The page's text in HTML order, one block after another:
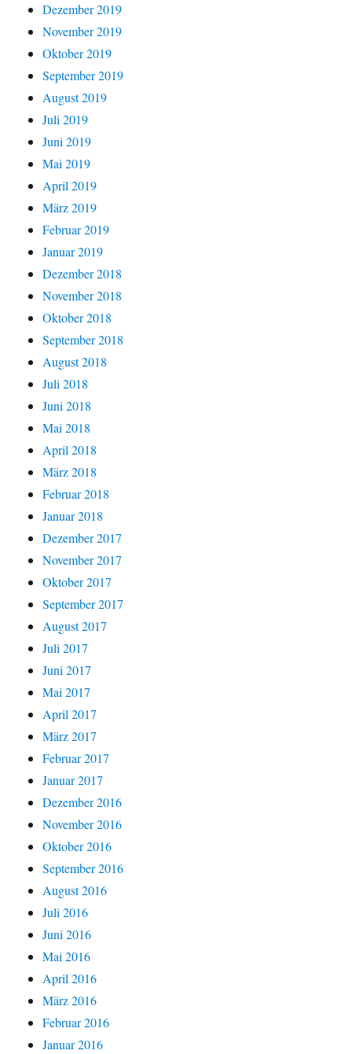
Dezember 2019
November 2019
Oktober 2019
September 2019
August 2019
Juli 2019
Juni 2019
Mai 2019
April 2019
März 2019
Februar 2019
Januar 2019
Dezember 2018
November 2018
Oktober 2018
September 2018
August 2018
Juli 2018
Juni 2018
Mai 2018
April 2018
März 2018
Februar 2018
Januar 2018
Dezember 2017
November 2017
Oktober 2017
September 2017
August 2017
Juli 2017
Juni 2017
Mai 2017
April 2017
März 2017
Februar 2017
Januar 2017
Dezember 2016
November 2016
Oktober 2016
September 2016
August 2016
Juli 2016
Juni 2016
Mai 2016
April 2016
März 2016
Februar 2016
Januar 2016